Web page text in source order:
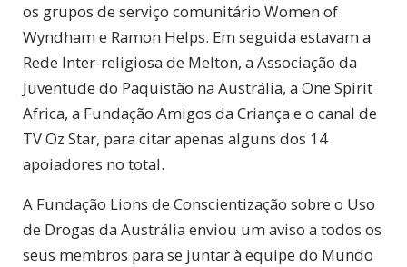
os grupos de serviço comunitário Women of
Wyndham e Ramon Helps. Em seguida estavam a
Rede Inter-religiosa de Melton, a Associação da
Juventude do Paquistão na Austrália, a One Spirit
Africa, a Fundação Amigos da Criança e o canal de
TV Oz Star, para citar apenas alguns dos 14
apoiadores no total.
A Fundação Lions de Conscientização sobre o Uso
de Drogas da Austrália enviou um aviso a todos os
seus membros para se juntar à equipe do Mundo